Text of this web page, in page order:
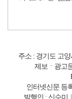
주소 : 경기도 고
제보ㆍ광고
인터넷신문 등
발행인 : 신수미